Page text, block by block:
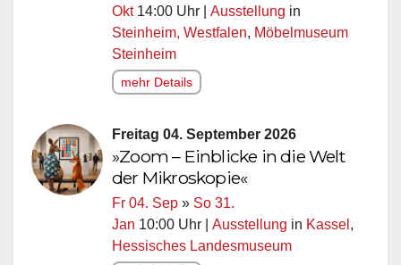
Okt14:00 Uhr | Ausstellung in
Steinheim, Westfalen, Möbelmuseum
Steinheim
mehr Details
Freitag 04. September 2026
»Zoom – Einblicke in die Welt
der Mikroskopie«
Fr 04. Sep » So 31.
Jan 10:00 Uhr | Ausstellung in Kassel ,
Hessisches Landesmuseum